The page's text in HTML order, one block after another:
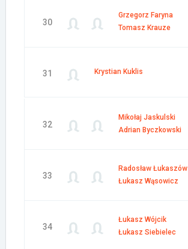
30
Grzegorz Faryna
Tomasz Krauze
31 Krystian Kuklis
32
Mikołaj Jaskulski
Adrian Byczkowski
33
Radosław Łukaszów
Łukasz Wąsowicz
34
Łukasz Wójcik
Łukasz Siebielec